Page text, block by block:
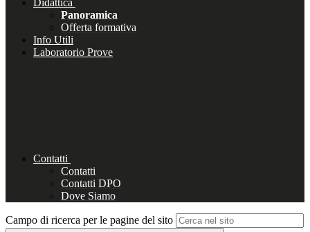
Didattica
Panoramica
Offerta formativa
Info Utili
Laboratorio Prove
Contatti
Contatti
Contatti DPO
Dove Siamo
Campo di ricerca per le pagine del sito